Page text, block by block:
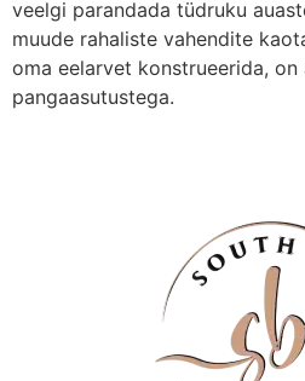
veelgi parandada tüdruku
muude rahaliste vahendite
oma eelarvet konstrueerida, on
pangaasutustega.